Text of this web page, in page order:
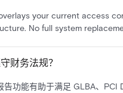
your current access
No full system
财务法规？
告功能有助于满足 GLBA、PCI